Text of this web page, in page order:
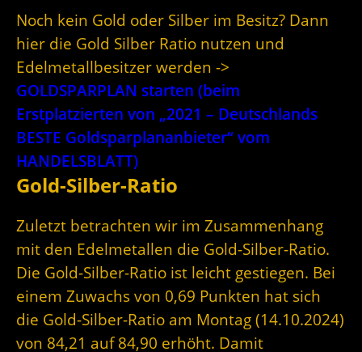
Noch kein Gold oder Silber im Besitz? Dann
hier die Gold Silber Ratio nutzen und
Edelmetallbesitzer werden ->
GOLDSPARPLAN starten (beim
Erstplatzierten von „2021 – Deutschlands
BESTE Goldsparplananbieter“ vom
HANDELSBLATT)
Gold-Silber-Ratio
Zuletzt betrachten wir im Zusammenhang
mit den Edelmetallen die Gold-Silber-Ratio.
Die Gold-Silber-Ratio ist leicht gestiegen. Bei
einem Zuwachs von 0,69 Punkten hat sich
die Gold-Silber-Ratio am Montag (14.10.2024)
von 84,21 auf 84,90 erhöht. Damit